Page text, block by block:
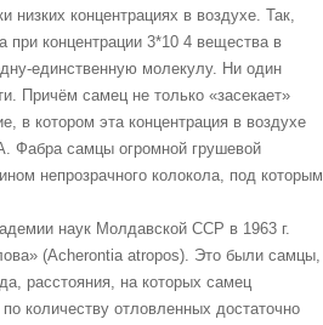
концентрациях в воздухе. Так,
при концентрации 3*10 4 вещества в
единственную молекулу. Ни один
Причём самец не только «засекает»
в котором эта концентрация в воздухе
Фабра самцы огромной грушевой
непрозрачного колокола, под которым
наук Молдавской ССР в 1963 г.
(Acherontia atropos). Это были самцы,
расстояния, на которых самец
количеству отловленных достаточно